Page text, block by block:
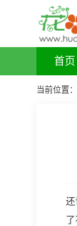
首页
当前位置：